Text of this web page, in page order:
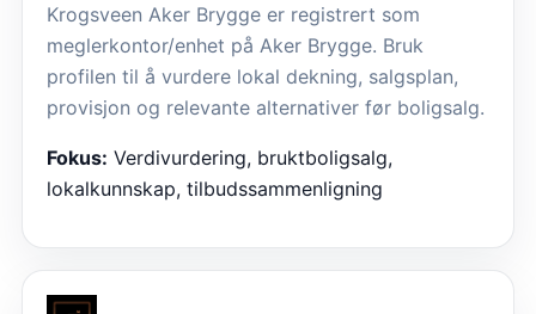
Krogsveen Aker Brygge er registrert som
meglerkontor/enhet på Aker Brygge. Bruk
profilen til å vurdere lokal dekning, salgsplan,
provisjon og relevante alternativer før boligsalg.
Fokus: Verdivurdering, bruktboligsalg,
lokalkunnskap, tilbudssammenligning